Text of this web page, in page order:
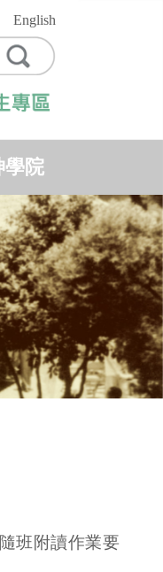
English
學院
班附讀作業要